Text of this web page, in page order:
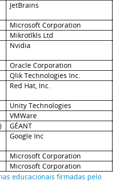
JetBrains
Microsoft Corporation
Mikrotīkls Ltd
Nvidia
Oracle Corporation
Qlik Technologies Inc.
Red Hat, Inc.
Unity Technologies
VMWare
GÉANT
Google Inc
Microsoft Corporation
Microsoft Corporation
educacionais firmadas pelo